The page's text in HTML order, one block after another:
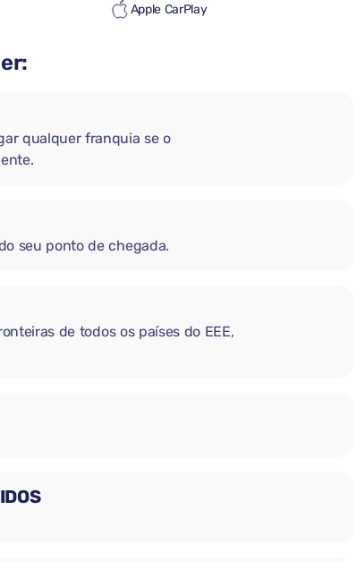
Apple CarPlay
qualquer franquia se o
seu ponto de chegada.
de todos os países do EEE,